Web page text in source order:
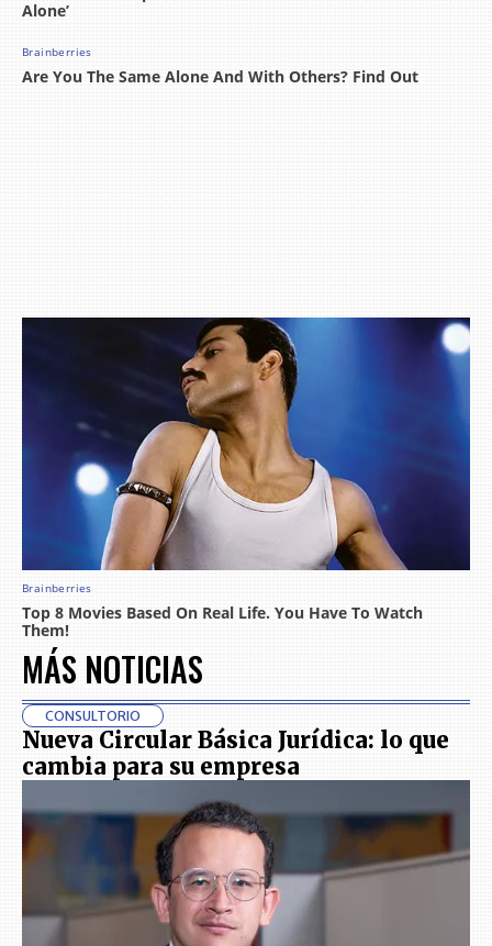
MÁS NOTICIAS
CONSULTORIO
Nueva Circular Básica Jurídica: lo que
cambia para su empresa